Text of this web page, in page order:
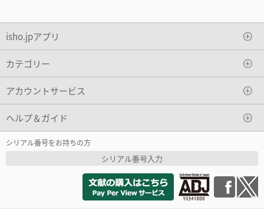
isho.jpアプリ
カテゴリー
アカウントサービス
ヘルプ＆ガイド
シリアル番号をお持ちの方
シリアル番号入力